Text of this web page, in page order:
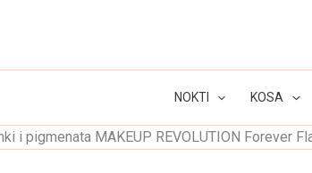
NOKTI KOSA
i pigmenata MAKEUP REVOLUTION Forever